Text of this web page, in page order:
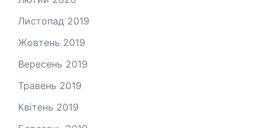
Листопад 2019
Жовтень 2019
Вересень 2019
Травень 2019
Квітень 2019